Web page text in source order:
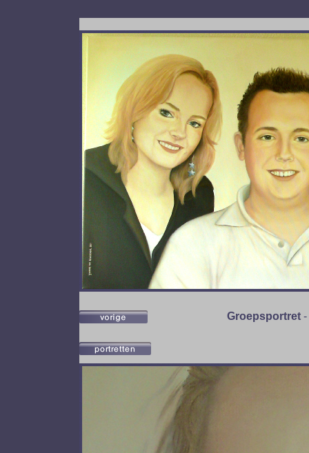
Groepsportret-